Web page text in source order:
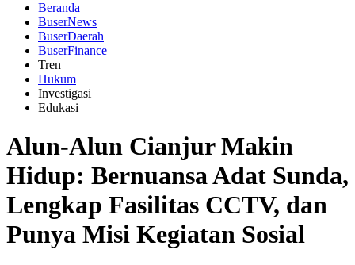
Beranda
BuserNews
BuserDaerah
BuserFinance
Tren
Hukum
Investigasi
Edukasi
Alun-Alun Cianjur Makin
Hidup: Bernuansa Adat Sunda,
Lengkap Fasilitas CCTV, dan
Punya Misi Kegiatan Sosial